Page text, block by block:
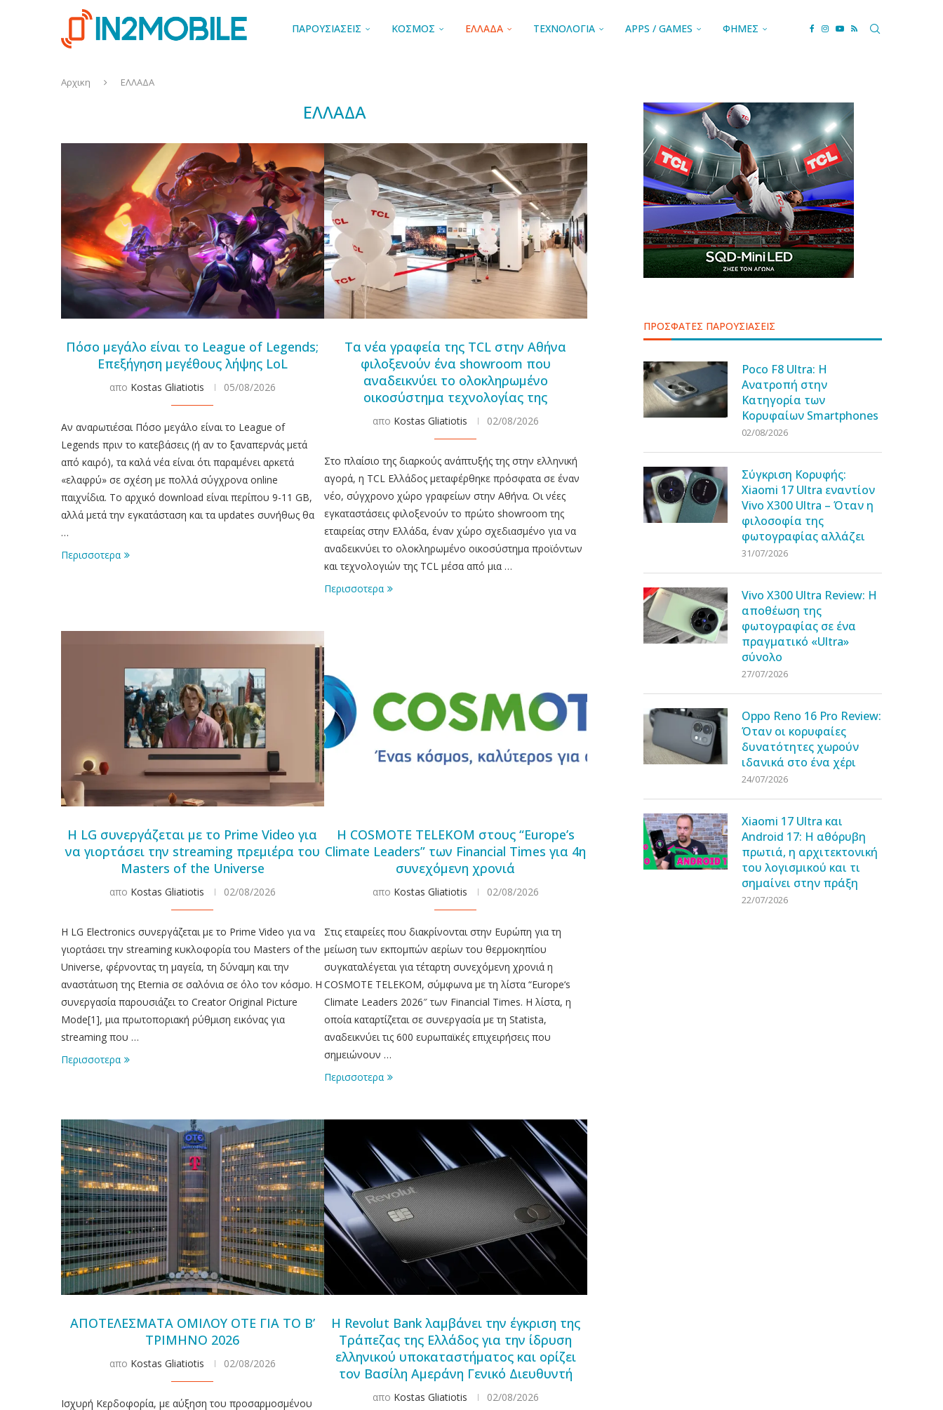
ΠΑΡΟΥΣΙΑΣΕΙΣ ΚΟΣΜΟΣ ΕΛΛΑΔΑ ΤΕΧΝΟΛΟΓΙΑ APPS / GAMES ΦΗΜΕΣ
Αρχικη ΕΛΛΑΔΑ
ΕΛΛΑΔΑ
Πόσο μεγάλο είναι το League of Legends;
Επεξήγηση μεγέθους λήψης LoL
απο Kostas Gliatiotis 05/08/2026
Αν αναρωτιέσαι Πόσο μεγάλο είναι το League of
Legends πριν το κατεβάσεις (ή αν το ξαναπερνάς μετά
από καιρό), τα καλά νέα είναι ότι παραμένει αρκετά
«ελαφρύ» σε σχέση με πολλά σύγχρονα online
παιχνίδια. Το αρχικό download είναι περίπου 9-11 GB,
αλλά μετά την εγκατάσταση και τα updates συνήθως θα
…
Περισσοτερα
Τα νέα γραφεία της TCL στην Αθήνα
φιλοξενούν ένα showroom που
αναδεικνύει το ολοκληρωμένο
οικοσύστημα τεχνολογίας της
απο Kostas Gliatiotis 02/08/2026
Στο πλαίσιο της διαρκούς ανάπτυξής της στην ελληνική
αγορά, η TCL Ελλάδος μεταφέρθηκε πρόσφατα σε έναν
νέο, σύγχρονο χώρο γραφείων στην Αθήνα. Οι νέες
εγκαταστάσεις φιλοξενούν το πρώτο showroom της
εταιρείας στην Ελλάδα, έναν χώρο σχεδιασμένο για να
αναδεικνύει το ολοκληρωμένο οικοσύστημα προϊόντων
και τεχνολογιών της TCL μέσα από μια …
Περισσοτερα
Η LG συνεργάζεται με το Prime Video για
να γιορτάσει την streaming πρεμιέρα του
Masters of the Universe
απο Kostas Gliatiotis 02/08/2026
Η LG Electronics συνεργάζεται με το Prime Video για να
γιορτάσει την streaming κυκλοφορία του Masters of the
Universe, φέρνοντας τη μαγεία, τη δύναμη και την
αναστάτωση της Eternia σε σαλόνια σε όλο τον κόσμο. Η
συνεργασία παρουσιάζει το Creator Original Picture
Mode[1], μια πρωτοποριακή ρύθμιση εικόνας για
streaming που …
Περισσοτερα
Η COSMOTE TELEKOM στους “Europe’s
Climate Leaders” των Financial Times για 4η
συνεχόμενη χρονιά
απο Kostas Gliatiotis 02/08/2026
Στις εταιρείες που διακρίνονται στην Ευρώπη για τη
μείωση των εκπομπών αερίων του θερμοκηπίου
συγκαταλέγεται για τέταρτη συνεχόμενη χρονιά η
COSMOTE TELEKOM, σύμφωνα με τη λίστα “Europe‘s
Climate Leaders 2026″ των Financial Times. Η λίστα, η
οποία καταρτίζεται σε συνεργασία με τη Statista,
αναδεικνύει τις 600 ευρωπαϊκές επιχειρήσεις που
σημειώνουν …
Περισσοτερα
ΑΠΟΤΕΛΕΣΜΑΤΑ ΟΜΙΛΟΥ ΟΤΕ ΓΙΑ ΤΟ Β’
ΤΡΙΜΗΝΟ 2026
απο Kostas Gliatiotis 02/08/2026
Ισχυρή Κερδοφορία, με αύξηση του προσαρμοσμένου
Η Revolut Bank λαμβάνει την έγκριση της
Τράπεζας της Ελλάδος για την ίδρυση
ελληνικού υποκαταστήματος και ορίζει
τον Βασίλη Αμεράνη Γενικό Διευθυντή
απο Kostas Gliatiotis 02/08/2026
ΠΡΟΣΦΑΤΕΣ ΠΑΡΟΥΣΙΑΣΕΙΣ
Poco F8 Ultra: Η
Ανατροπή στην
Κατηγορία των
Κορυφαίων Smartphones
02/08/2026
Σύγκριση Κορυφής:
Xiaomi 17 Ultra εναντίον
Vivo X300 Ultra – Όταν η
φιλοσοφία της
φωτογραφίας αλλάζει
31/07/2026
Vivo X300 Ultra Review: Η
αποθέωση της
φωτογραφίας σε ένα
πραγματικό «Ultra»
σύνολο
27/07/2026
Oppo Reno 16 Pro Review:
Όταν οι κορυφαίες
δυνατότητες χωρούν
ιδανικά στο ένα χέρι
24/07/2026
Xiaomi 17 Ultra και
Android 17: Η αθόρυβη
πρωτιά, η αρχιτεκτονική
του λογισμικού και τι
σημαίνει στην πράξη
22/07/2026